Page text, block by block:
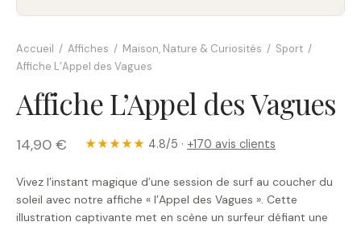
Accueil / Affiches / Maison, Nature & Curiosités / Sport /
Affiche L’Appel des Vagues
Affiche L’Appel des Vagues
14,90 € ★★★★★ 4.8/5 · +170 avis clients
Vivez l’instant magique d’une session de surf au coucher du
soleil avec notre affiche « l’Appel des Vagues ». Cette
illustration captivante met en scène un surfeur défiant une